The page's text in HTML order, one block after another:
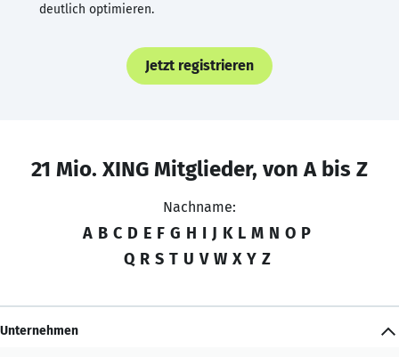
deutlich optimieren.
Jetzt registrieren
21 Mio. XING Mitglieder, von A bis Z
Nachname:
A B C D E F G H I J K L M N O P
Q R S T U V W X Y Z
Unternehmen